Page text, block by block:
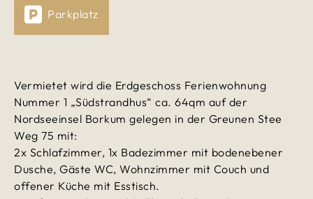
Parkplatz
Vermietet wird die Erdgeschoss Ferienwohnung
Nummer 1 „Südstrandhus“ ca. 64qm auf der
Nordseeinsel Borkum gelegen in der Greunen Stee
Weg 75 mit:
2x Schlafzimmer, 1x Badezimmer mit bodenebener
Dusche, Gäste WC, Wohnzimmer mit Couch und
offener Küche mit Esstisch.